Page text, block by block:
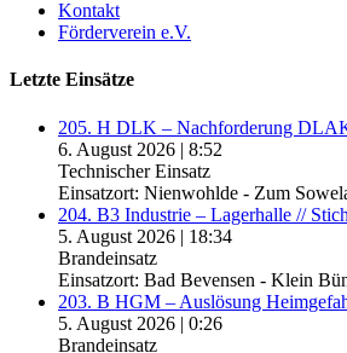
Kontakt
Förderverein e.V.
Letzte Einsätze
205. H DLK – Nachforderung
6. August 2026 | 8:52
Technischer Einsatz
Einsatzort: Nienwohlde - Zum
204. B3 Industrie – Lagerhalle //
5. August 2026 | 18:34
Brandeinsatz
Einsatzort: Bad Bevensen - Klein
203. B HGM – Auslösung
5. August 2026 | 0:26
Brandeinsatz